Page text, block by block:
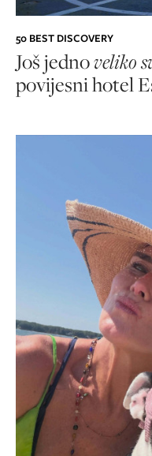
50 BEST DISCOVERY
Još jednoveliko
povijesni hotel